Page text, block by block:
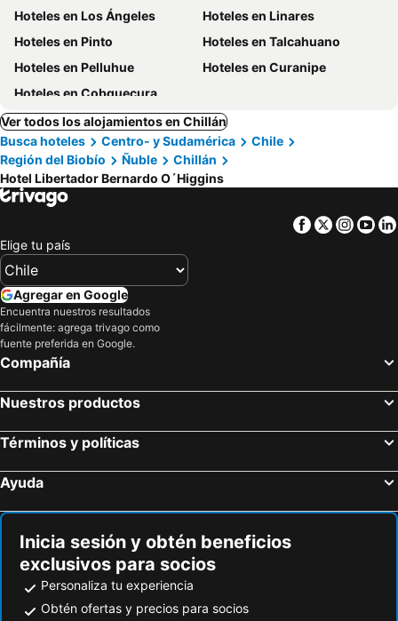
Hoteles en Los Ángeles
Hoteles en Linares
Hoteles en Pinto
Hoteles en Talcahuano
Hoteles en Pelluhue
Hoteles en Curanipe
Hoteles en Cobquecura
Ver todos los alojamientos en Chillán
Busca hoteles
Centro- y Sudamérica
Chile
Región del Biobío
Ñuble
Chillán
Hotel Libertador Bernardo O´Higgins
Facebook
Twitter
Elige tu país
Agregar en Google
Encuentra nuestros resultados
fácilmente: agrega trivago como
fuente preferida en Google.
Compañía
Nuestros productos
Términos y políticas
Ayuda
Inicia sesión y obtén beneficios
exclusivos para socios
Personaliza tu experiencia
Obtén ofertas y precios para socios